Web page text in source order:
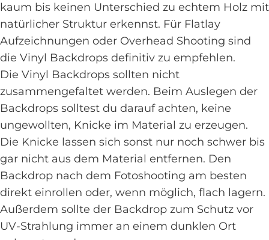
kaum bis keinen Unterschied zu echtem Holz mit
natürlicher Struktur erkennst. Für Flatlay
Aufzeichnungen oder Overhead Shooting sind
die Vinyl Backdrops definitiv zu empfehlen.
Die Vinyl Backdrops sollten nicht
zusammengefaltet werden. Beim Auslegen der
Backdrops solltest du darauf achten, keine
ungewollten, Knicke im Material zu erzeugen.
Die Knicke lassen sich sonst nur noch schwer bis
gar nicht aus dem Material entfernen. Den
Backdrop nach dem Fotoshooting am besten
direkt einrollen oder, wenn möglich, flach lagern.
Außerdem sollte der Backdrop zum Schutz vor
UV-Strahlung immer an einem dunklen Ort